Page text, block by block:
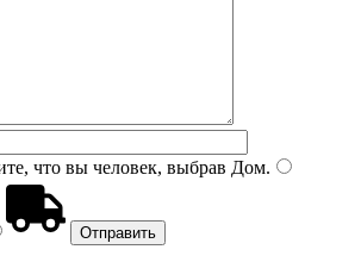
что вы человек, выбрав Дом.